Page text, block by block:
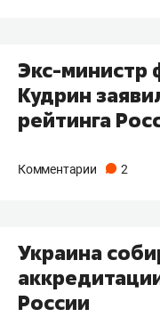
Экс-министр
Кудрин
рейтинга
Комментарии 2
Украина
России